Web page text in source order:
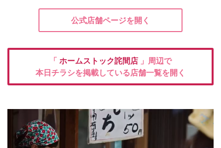
公式店舗ページを開く
「 ホームストック詫間店 」周辺で
本日チラシを掲載している店舗一覧を開く